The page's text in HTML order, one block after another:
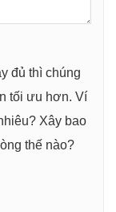
đủ thì chúng
tối ưu hơn. Ví
Xây bao
thế nào?